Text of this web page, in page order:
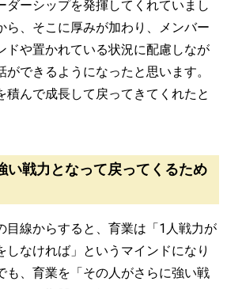
ダーシップを発揮してくれていまし
ら、そこに厚みが加わり、メンバー
ドや置かれている状況に配慮しなが
できるようになったと思います。
積んで成長して戻ってきてくれたと
い戦力となって戻ってくるため
線からすると、育業は「 1 人戦力が
しなければ」というマインドになり
も、育業を「その人がさらに強い戦